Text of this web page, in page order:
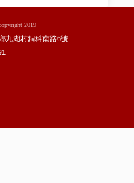
2019
九湖村銅科南路6號